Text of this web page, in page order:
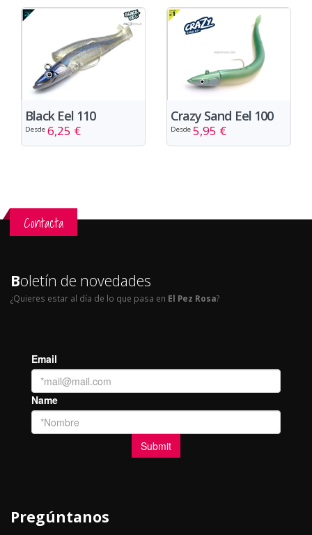
Black Eel 110
Desde 6,25 €
Crazy Sand Eel 100
Desde 5,95 €
Contacta
Boletín de novedades
¿Quieres estar al día de lo que pasa en El Pez Rosa?
Pregúntanos